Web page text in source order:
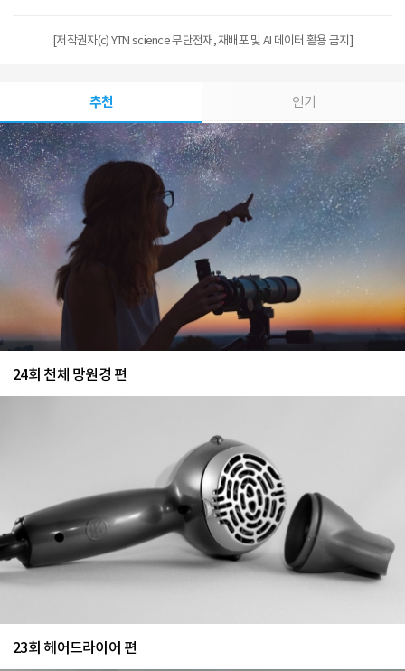
[저작권자(c) YTN science 무단전재, 재배포 및 AI 데이터 활용 금지]
추천 인기
24회 천체 망원경 편
23회 헤어드라이어 편